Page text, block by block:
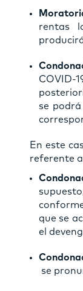
rentas
COVID-
se
En este
referente
que se
el
se